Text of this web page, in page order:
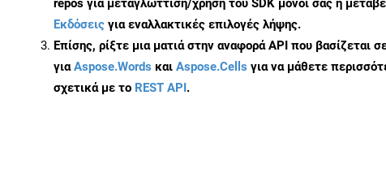
Εκδόσεις για εναλλακτικές επιλογές λήψης.
Επίσης, ρίξτε μια ματιά στην αναφορά API που βασίζεται
γιαAspose.Words και Aspose.Cells για να μάθετε
σχετικά με το REST API.